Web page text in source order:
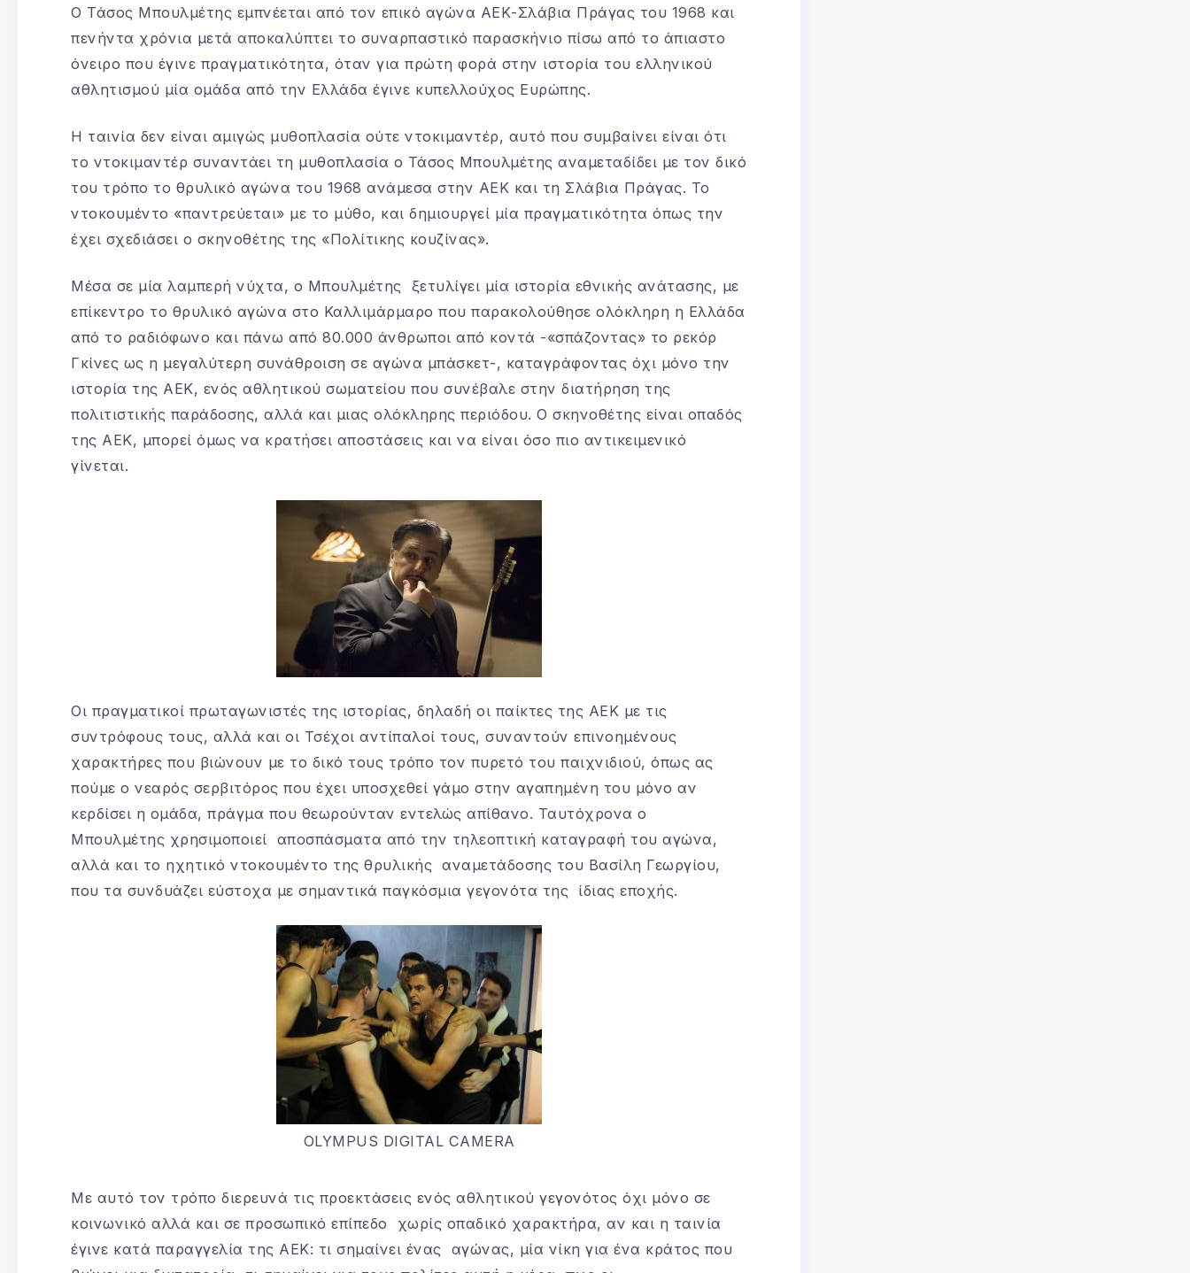
Ο Τάσος Μπουλμέτης εμπνέεται από τον επικό αγώνα ΑΕΚ-Σλάβια Πράγας του 1968 και
πενήντα χρόνια μετά αποκαλύπτει το συναρπαστικό παρασκήνιο πίσω από το άπιαστο
όνειρο που έγινε πραγματικότητα, όταν για πρώτη φορά στην ιστορία του ελληνικού
αθλητισμού μία ομάδα από την Ελλάδα έγινε κυπελλούχος Ευρώπης.
Η ταινία δεν είναι αμιγώς μυθοπλασία ούτε ντοκιμαντέρ, αυτό που συμβαίνει είναι ότι
το ντοκιμαντέρ συναντάει τη μυθοπλασία ο Τάσος Μπουλμέτης αναμεταδίδει με τον δικό
του τρόπο το θρυλικό αγώνα του 1968 ανάμεσα στην ΑΕΚ και τη Σλάβια Πράγας. Το
ντοκουμέντο «παντρεύεται» με το μύθο, και δημιουργεί μία πραγματικότητα όπως την
έχει σχεδιάσει ο σκηνοθέτης της «Πολίτικης κουζίνας».
Μέσα σε μία λαμπερή νύχτα, ο Μπουλμέτης ξετυλίγει μία ιστορία εθνικής ανάτασης, με
επίκεντρο το θρυλικό αγώνα στο Καλλιμάρμαρο που παρακολούθησε ολόκληρη η Ελλάδα
από το ραδιόφωνο και πάνω από 80.000 άνθρωποι από κοντά -«σπάζοντας» το ρεκόρ
Γκίνες ως η μεγαλύτερη συνάθροιση σε αγώνα μπάσκετ-, καταγράφοντας όχι μόνο την
ιστορία της ΑΕΚ, ενός αθλητικού σωματείου που συνέβαλε στην διατήρηση της
πολιτιστικής παράδοσης, αλλά και μιας ολόκληρης περιόδου. Ο σκηνοθέτης είναι οπαδός
της ΑΕΚ, μπορεί όμως να κρατήσει αποστάσεις και να είναι όσο πιο αντικειμενικό
γίνεται.
Οι πραγματικοί πρωταγωνιστές της ιστορίας, δηλαδή οι παίκτες της ΑΕΚ με τις
συντρόφους τους, αλλά και οι Τσέχοι αντίπαλοί τους, συναντούν επινοημένους
χαρακτήρες που βιώνουν με το δικό τους τρόπο τον πυρετό του παιχνιδιού, όπως ας
πούμε ο νεαρός σερβιτόρος που έχει υποσχεθεί γάμο στην αγαπημένη του μόνο αν
κερδίσει η ομάδα, πράγμα που θεωρούνταν εντελώς απίθανο. Ταυτόχρονα ο
Μπουλμέτης χρησιμοποιεί αποσπάσματα από την τηλεοπτική καταγραφή του αγώνα,
αλλά και το ηχητικό ντοκουμέντο της θρυλικής αναμετάδοσης του Βασίλη Γεωργίου,
που τα συνδυάζει εύστοχα με σημαντικά παγκόσμια γεγονότα της ίδιας εποχής.
OLYMPUS DIGITAL CAMERA
Με αυτό τον τρόπο διερευνά τις προεκτάσεις ενός αθλητικού γεγονότος όχι μόνο σε
κοινωνικό αλλά και σε προσωπικό επίπεδο χωρίς οπαδικό χαρακτήρα, αν και η ταινία
έγινε κατά παραγγελία της ΑΕΚ: τι σημαίνει ένας αγώνας, μία νίκη για ένα κράτος που